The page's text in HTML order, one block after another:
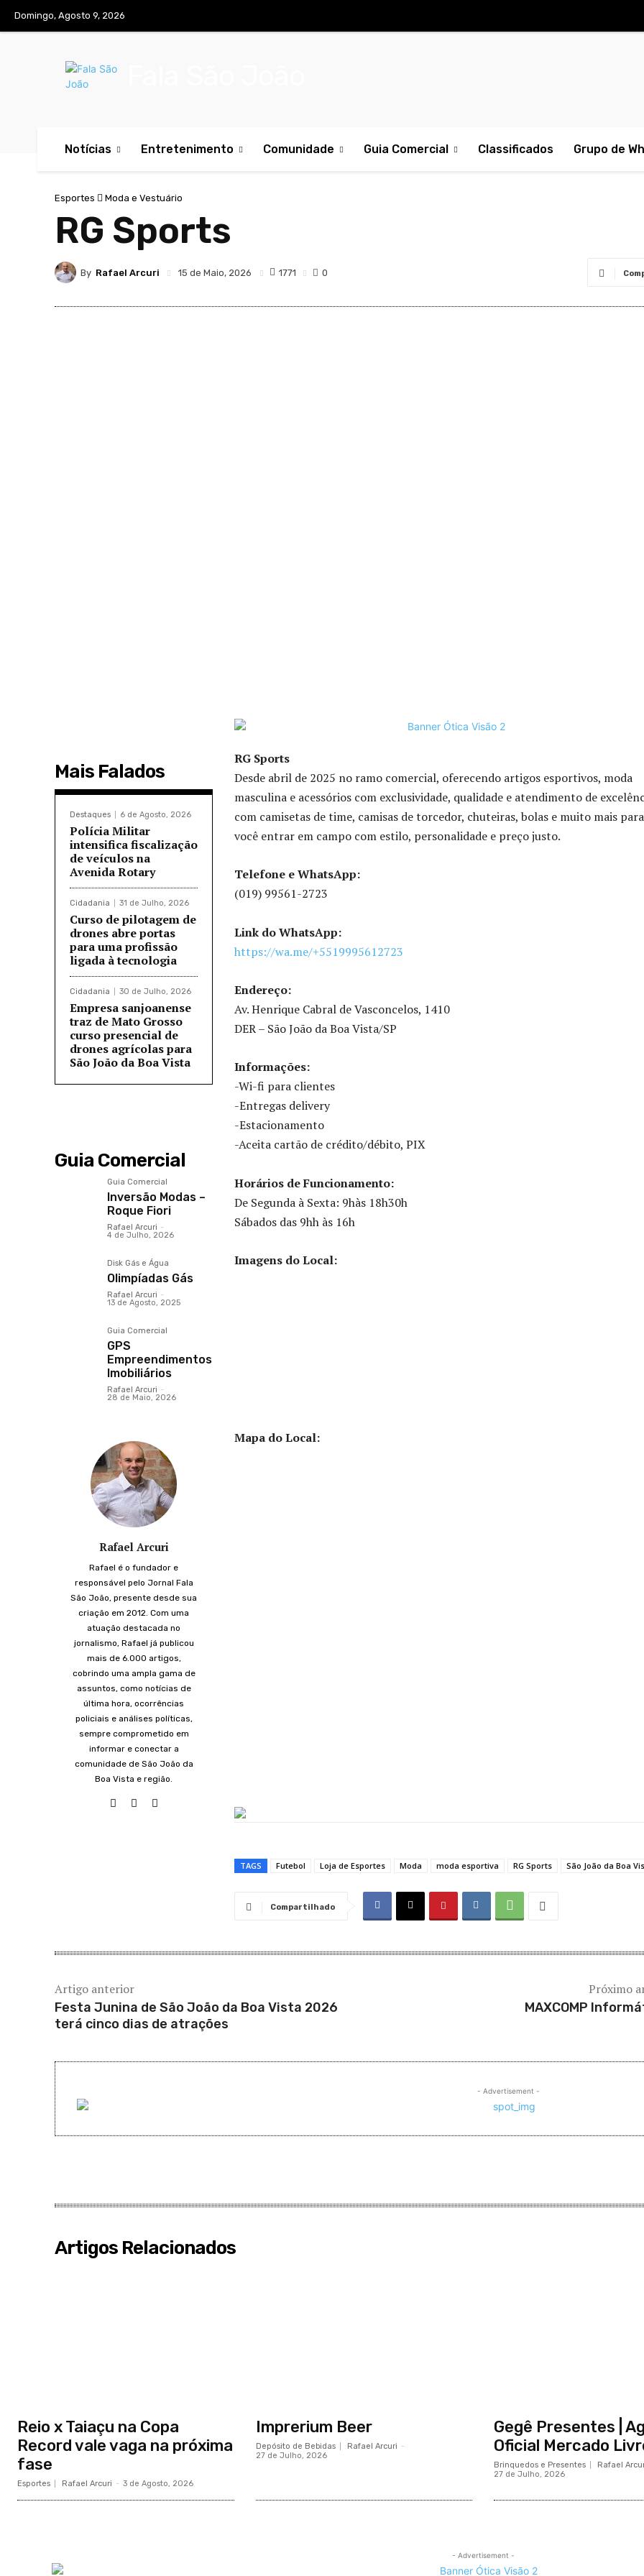
Domingo, Agosto 9, 2026
Notícias Entretenimento Comunidade Guia Comercial Classificados Grupo de
Esportes Moda e Vestuário
RG Sports
By Rafael Arcuri 15 de Maio, 2026 1771 0
Mais Falados
Destaques 6 de Agosto, 2026
Polícia Militar
intensifica fiscalização
de veículos na
Avenida Rotary
Cidadania 31 de Julho, 2026
Curso de pilotagem de
drones abre portas
para uma profissão
ligada à tecnologia
Cidadania 30 de Julho, 2026
Empresa sanjoanense
traz de Mato Grosso
curso presencial de
drones agrícolas para
São João da Boa Vista
Guia Comercial
Guia Comercial
Inversão Modas –
Roque Fiori
Rafael Arcuri -
4 de Julho, 2026
Disk Gás e Água
Olimpíadas Gás
Rafael Arcuri -
13 de Agosto, 2025
Guia Comercial
GPS
Empreendimentos
Imobiliários
Rafael Arcuri -
28 de Maio, 2026
Rafael Arcuri
Rafael é o fundador e
responsável pelo Jornal Fala
São João, presente desde sua
criação em 2012. Com uma
atuação destacada no
jornalismo, Rafael já publicou
mais de 6.000 artigos,
cobrindo uma ampla gama de
assuntos, como notícias de
última hora, ocorrências
policiais e análises políticas,
sempre comprometido em
informar e conectar a
comunidade de São João da
Boa Vista e região.
RG Sports
Desde abril de 2025 no ramo comercial, oferecendo artigos esportivos, moda
masculina e acessórios com exclusividade, qualidade e atendimento de
com camisetas de time, camisas de torcedor, chuteiras, bolas e muito mais para
você entrar em campo com estilo, personalidade e preço justo.
Telefone e WhatsApp:
(019) 99561-2723
Link do WhatsApp:
https://wa.me/+5519995612723
Endereço:
Av. Henrique Cabral de Vasconcelos, 1410
DER – São João da Boa Vista/SP
Informações:
-Wi-fi para clientes
-Entregas delivery
-Estacionamento
-Aceita cartão de crédito/débito, PIX
Horários de Funcionamento:
De Segunda à Sexta: 9hàs 18h30h
Sábados das 9hh às 16h
Imagens do Local:
Mapa do Local:
TAGS Futebol Loja de Esportes Moda moda esportiva RG Sports São João da Boa
Compartilhado
Artigo anterior
Festa Junina de São João da Boa Vista 2026
terá cinco dias de atrações
Próximo
MAXCOMP
- Advertisement -
Artigos Relacionados
Reio x Taiaçu na Copa
Record vale vaga na próxima
fase
Esportes Rafael Arcuri - 3 de Agosto, 2026
Imprerium Beer
Depósito de Bebidas Rafael Arcuri -
27 de Julho, 2026
Gegê Presentes |
Oficial Mercado
Brinquedos e Presentes
Rafael
27 de Julho, 2026
- Advertisement -